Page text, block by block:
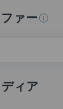
ァー
ィア